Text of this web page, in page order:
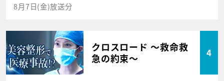
8月7日(金)放送分
クロスロード ～救命救
急の約束～
4